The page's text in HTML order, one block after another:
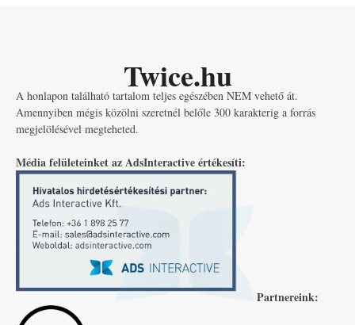
Twice.hu
A honlapon található tartalom teljes egészében NEM vehető át.
Amennyiben mégis közölni szeretnél belőle 300 karakterig a forrás
megjelölésével megteheted.
Média felületeinket az AdsInteractive értékesíti:
Partnereink: